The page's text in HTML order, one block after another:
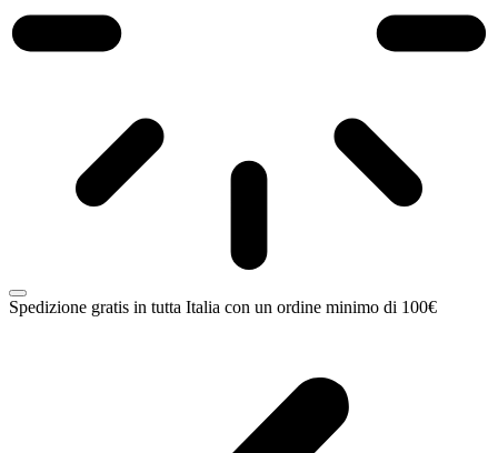
Spedizione gratis in tutta Italia con un ordine minimo di 100€